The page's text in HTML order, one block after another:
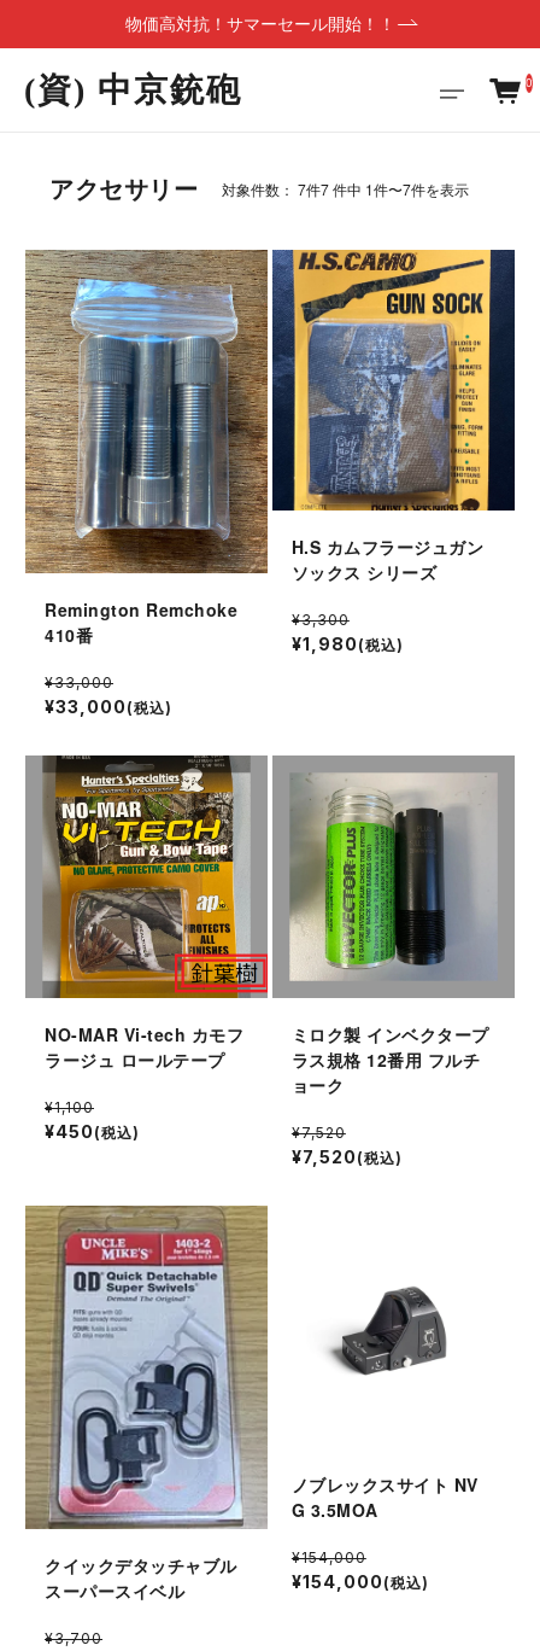
物価高対抗！サマーセール開始！！
(資) 中京銃砲 0
アクセサリー 対象件数： 7件7 件中 1件〜7件を表示
Remington Remchoke
410番
¥33,000
¥33,000 (税込)
H.S カムフラージュガン
ソックス シリーズ
¥3,300
¥1,980 (税込)
NO-MAR Vi-tech カモフ
ラージュ ロールテープ
¥1,100
¥450 (税込)
ミロク製 インベクタープ
ラス規格 12番用 フルチ
ョーク
¥7,520
¥7,520 (税込)
クイックデタッチャブル
スーパースイベル
¥3,700
ノブレックスサイト NV
G 3.5MOA
¥154,000
¥154,000 (税込)